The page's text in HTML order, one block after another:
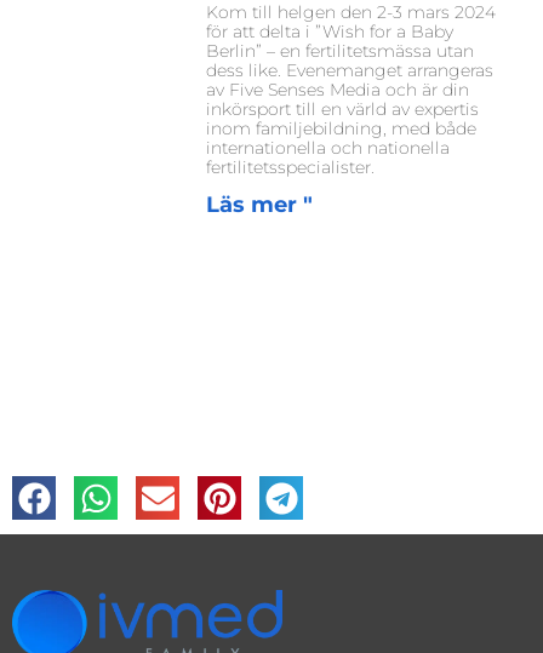
Kom till helgen den 2-3 mars 2024
för att delta i ”Wish for a Baby
Berlin” – en fertilitetsmässa utan
dess like. Evenemanget arrangeras
av Five Senses Media och är din
inkörsport till en värld av expertis
inom familjebildning, med både
internationella och nationella
fertilitetsspecialister.
Läs mer "